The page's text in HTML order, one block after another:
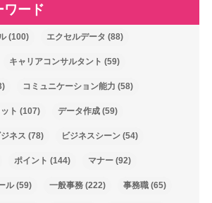
ワード
(100) エクセルデータ (88)
キャリアコンサルタント (59)
コミュニケーション能力 (58)
ト (107) データ作成(59)
ジネス (78) ビジネスシーン(54)
ポイント (144) マナー(92)
ル(59) 一般事務(222) 事務職(65)